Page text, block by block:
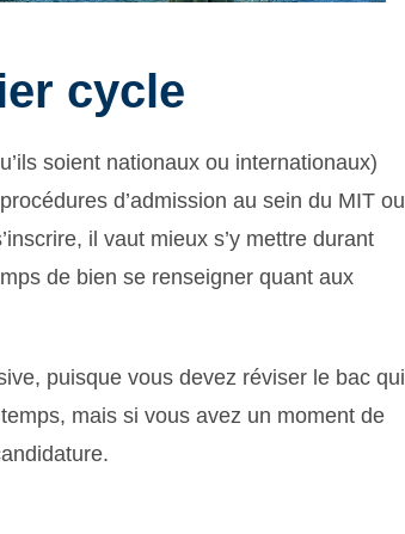
cycle
soient nationaux ou internationaux)
d’admission au sein du MIT ou
il vaut mieux s’y mettre durant
de bien se renseigner quant aux
puisque vous devez réviser le bac qui
mais si vous avez un moment de